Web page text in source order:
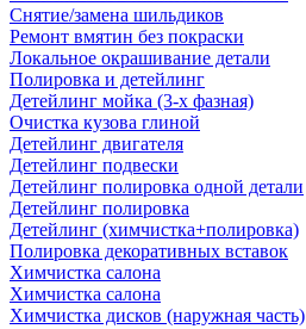
Снятие/замена шильдиков
Ремонт вмятин без покраски
Локальное окрашивание детали
Полировка и детейлинг
Детейлинг мойка (3-х фазная)
Очистка кузова глиной
Детейлинг двигателя
Детейлинг подвески
Детейлинг полировка одной детали
Детейлинг полировка
Детейлинг (химчистка+полировка)
Полировка декоративных вставок
Химчистка салона
Химчистка салона
Химчистка дисков (наружная часть)